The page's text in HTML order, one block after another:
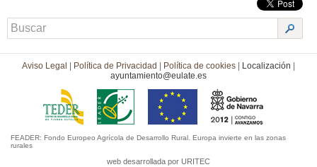
Aviso Legal | Política de Privacidad | Política de cookies | Localización |
ayuntamiento@eulate.es
FEADER: Fondo Europeo Agrícola de Desarrollo Rural. Europa invierte en las zonas
rurales
web desarrollada por URITEC